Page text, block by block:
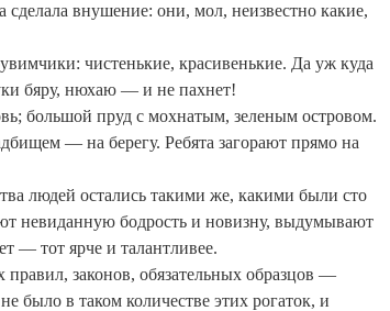
сделала внушение: они, мол, неизвестно какие,
чистенькие, красивенькие. Да уж куда
бяру, нюхаю — и не пахнет!
большой пруд с мохнатым, зеленым островом.
— на берегу. Ребята загорают прямо на
людей остались такими же, какими были сто
невиданную бодрость и новизну, выдумывают
— тот ярче и талантливее.
законов, обязательных образцов —
было в таком количестве этих рогаток, и